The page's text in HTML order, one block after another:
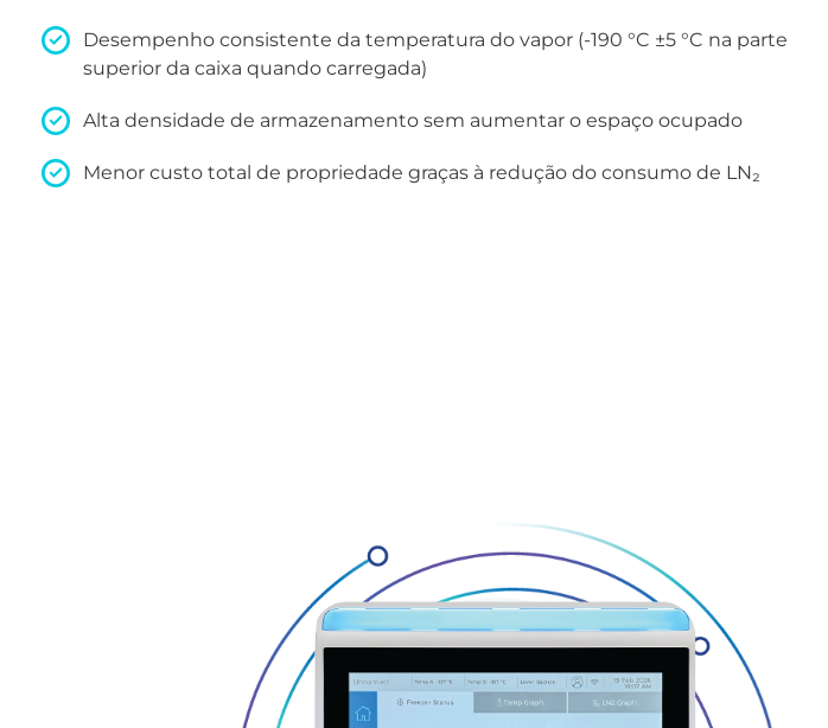
Desempenho consistente da temperatura do vapor (-190 °C ±5 °C na parte
superior da caixa quando carregada)
Alta densidade de armazenamento sem aumentar o espaço ocupado
Menor custo total de propriedade graças à redução do consumo de LN₂